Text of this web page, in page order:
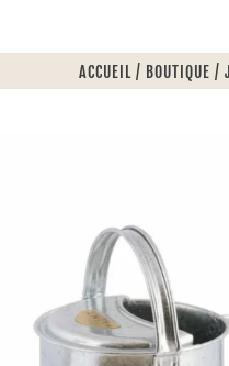
ACCUEIL / BOUTIQUE /